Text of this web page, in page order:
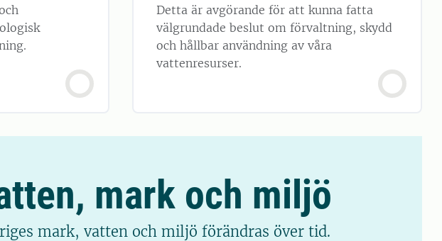
Detta är avgörande för att kunna fatta
välgrundade beslut om förvaltning, skydd
och hållbar användning av våra
vattenresurser.
mark och miljö
mark, vatten och miljö förändras över tid.